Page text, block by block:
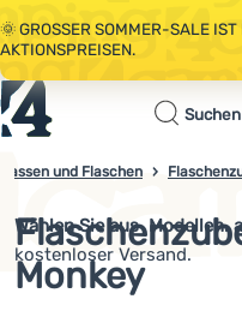
🌞 GROSSER SOMMER-SALE IST
AKTIONSPREISEN.
🤫 - 10 % AUF AUSGEWÄHLTE
CODE OUT10
Suchen
Startseite
Bekleidung
Schuhe
und Flaschen
Monkey
Wählen Sie aus
kostenloser Versand.